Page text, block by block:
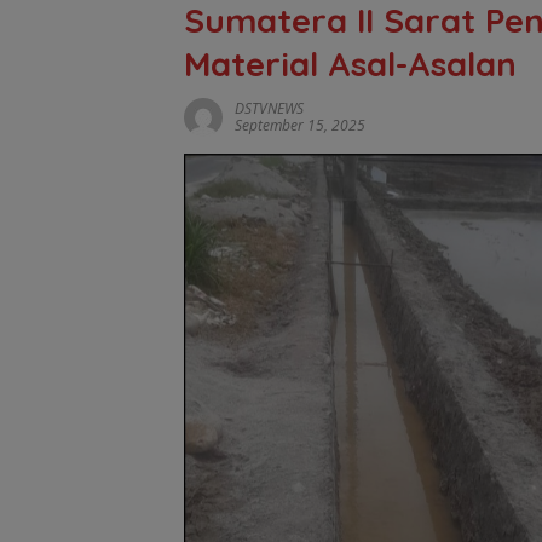
Sumatera II Sarat
Material Asal-Asalan
DSTVNEWS
September 15, 2025